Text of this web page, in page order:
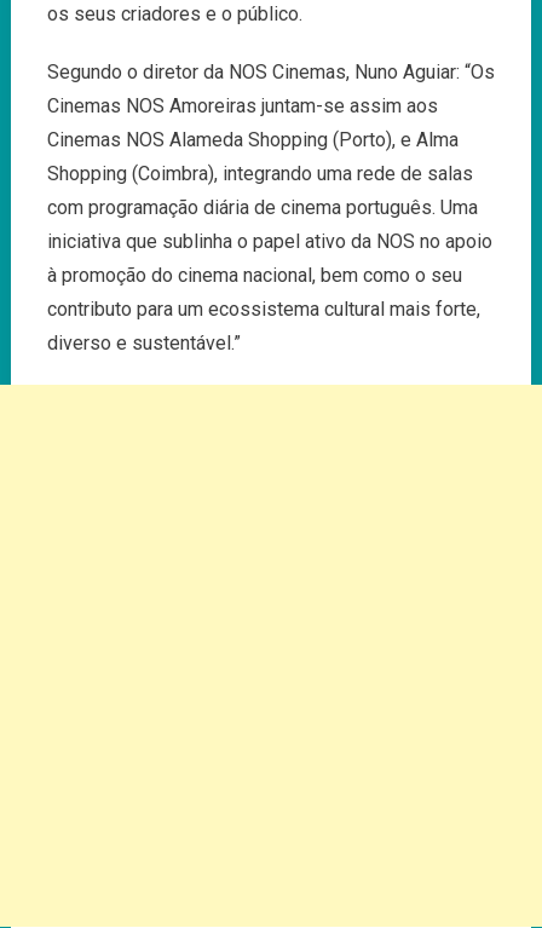
os seus criadores e o público.
Segundo o diretor da NOS Cinemas, Nuno Aguiar: “Os
Cinemas NOS Amoreiras juntam-se assim aos
Cinemas NOS Alameda Shopping (Porto), e Alma
Shopping (Coimbra), integrando uma rede de salas
com programação diária de cinema português. Uma
iniciativa que sublinha o papel ativo da NOS no apoio
à promoção do cinema nacional, bem como o seu
contributo para um ecossistema cultural mais forte,
diverso e sustentável.”